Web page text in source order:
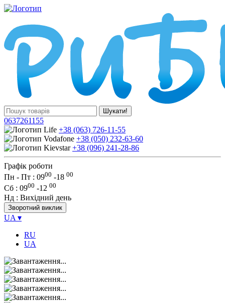
Шукати!
0637261155
+38 (063) 726-11-55
+38 (050) 232-63-60
+38 (096) 241-28-86
Графік роботи
Пн - Пт : 0900 -18 00
Сб : 0900 -12 00
Нд : Вихідний день
Зворотний виклик
UA ▾
RU
UA